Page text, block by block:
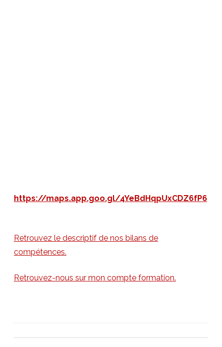
https://maps.app.goo.gl/4YeBdHqpUxCDZ6fP6
Retrouvez le descriptif de nos bilans de
compétences.
Retrouvez-nous sur mon compte formation.